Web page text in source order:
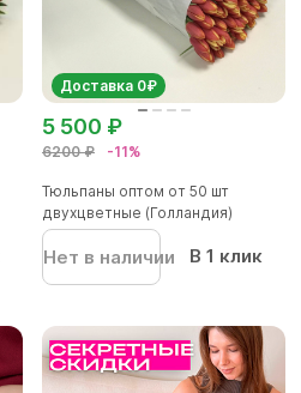
Доставка 0₽
6200 ₽ -11%
5 500 ₽
Тюльпаны оптом от 50 шт
двухцветные (Голландия)
Нет в наличии В 1 клик